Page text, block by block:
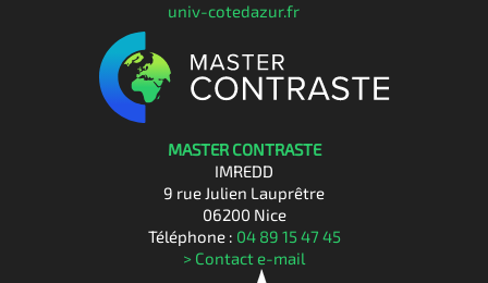
univ-cotedazur.fr
MASTER CONTRASTE
IMREDD
9 rue Julien Lauprêtre
06200 Nice
Téléphone : 04 89 15 47 45
> Contact e-mail